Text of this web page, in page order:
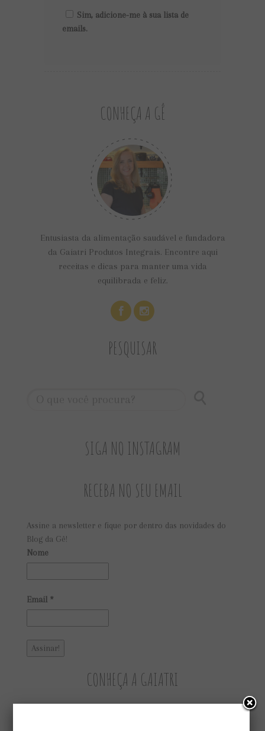
Sim, adicione-me à sua lista de
emails.
CONHEÇA A GÊ
Entusiasta da alimentação saudável e fundadora
da Gaiatri Produtos Integrais. Encontre aqui
receitas e dicas para manter uma vida
equilibrada e feliz.
PESQUISAR
SIGA NO INSTAGRAM
RECEBA NO SEU EMAIL
Assine a newsletter e fique por dentro das novidades do
Blog da Gê!
Nome
Email *
CONHEÇA A GAIATRI